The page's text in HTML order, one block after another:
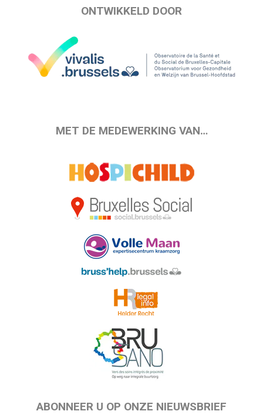
ONTWIKKELD DOOR
MET DE MEDEWERKING VAN…
ABONNEER U OP ONZE NIEUWSBRIEF